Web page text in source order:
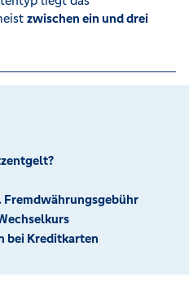
zwischen ein und drei
Fremdwährungsgebühr
bei Kreditkarten